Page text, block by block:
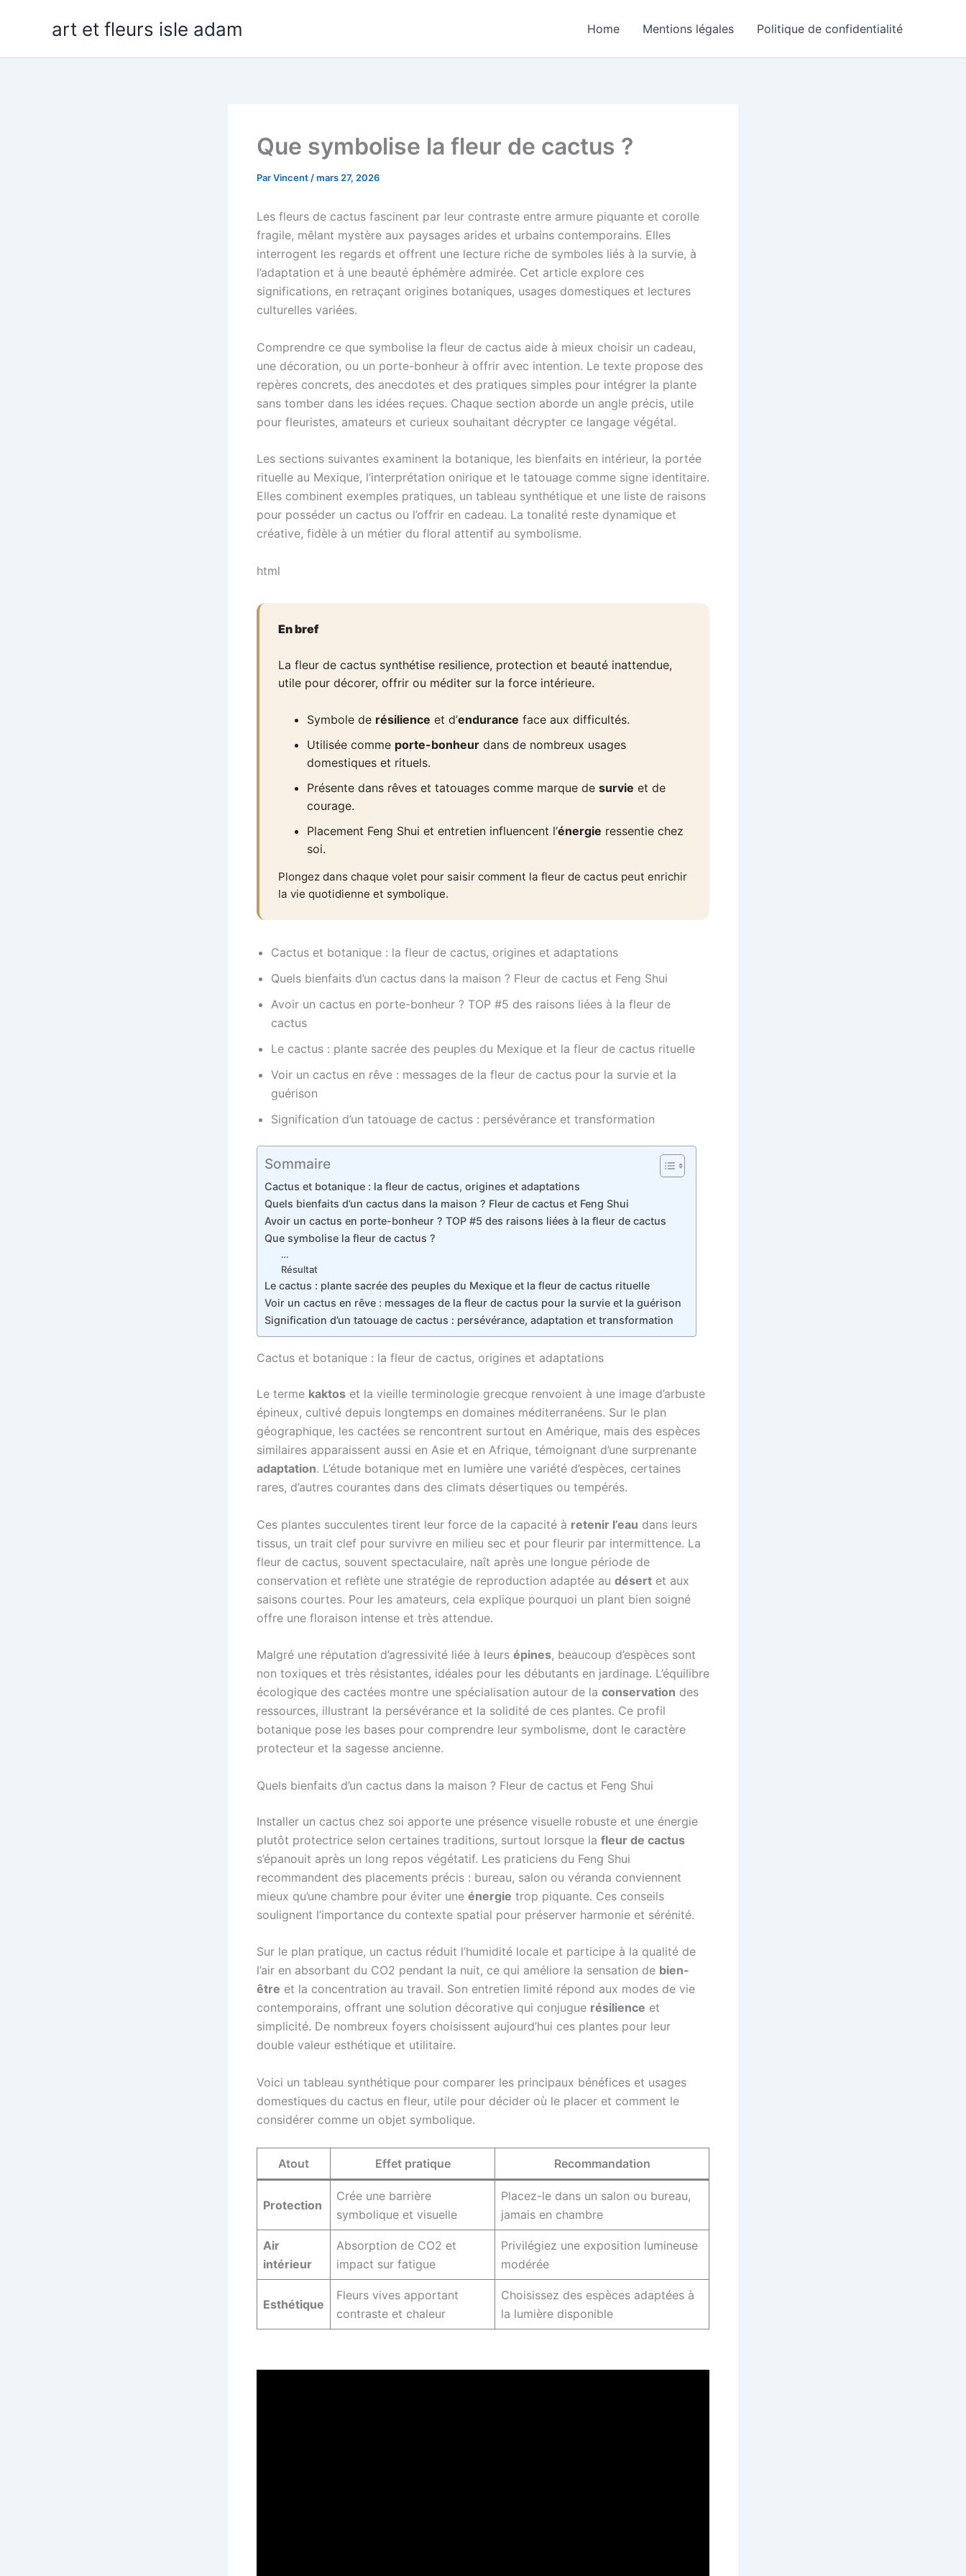
art et fleurs isle adam Home Mentions légales Politique de confidentialité
Que symbolise la fleur de cactus ?
ParVincent /mars 27, 2026
Les fleurs de cactus fascinent par leur contraste entre armure piquante et corolle
fragile, mêlant mystère aux paysages arides et urbains contemporains. Elles
interrogent les regards et offrent une lecture riche de symboles liés à la survie, à
l’adaptation et à une beauté éphémère admirée. Cet article explore ces
significations, en retraçant origines botaniques, usages domestiques et lectures
culturelles variées.
Comprendre ce que symbolise la fleur de cactus aide à mieux choisir un cadeau,
une décoration, ou un porte-bonheur à offrir avec intention. Le texte propose des
repères concrets, des anecdotes et des pratiques simples pour intégrer la plante
sans tomber dans les idées reçues. Chaque section aborde un angle précis, utile
pour fleuristes, amateurs et curieux souhaitant décrypter ce langage végétal.
Les sections suivantes examinent la botanique, les bienfaits en intérieur, la portée
rituelle au Mexique, l’interprétation onirique et le tatouage comme signe identitaire.
Elles combinent exemples pratiques, un tableau synthétique et une liste de raisons
pour posséder un cactus ou l’offrir en cadeau. La tonalité reste dynamique et
créative, fidèle à un métier du floral attentif au symbolisme.
html
En bref
La fleur de cactus synthétise resilience, protection et beauté inattendue,
utile pour décorer, offrir ou méditer sur la force intérieure.
Symbole de résilience et d’endurance face aux difficultés.
Utilisée comme porte-bonheur dans de nombreux usages
domestiques et rituels.
Présente dans rêves et tatouages comme marque de survie et de
courage.
Placement Feng Shui et entretien influencent l’énergie ressentie chez
soi.
Plongez dans chaque volet pour saisir comment la fleur de cactus peut enrichir
la vie quotidienne et symbolique.
Cactus et botanique : la fleur de cactus, origines et adaptations
Quels bienfaits d’un cactus dans la maison ? Fleur de cactus et Feng Shui
Avoir un cactus en porte-bonheur ? TOP #5 des raisons liées à la fleur de
cactus
Le cactus : plante sacrée des peuples du Mexique et la fleur de cactus rituelle
Voir un cactus en rêve : messages de la fleur de cactus pour la survie et la
guérison
Signification d’un tatouage de cactus : persévérance et transformation
Sommaire
Cactus et botanique : la fleur de cactus, origines et adaptations
Quels bienfaits d’un cactus dans la maison ? Fleur de cactus et Feng Shui
Avoir un cactus en porte-bonheur ? TOP #5 des raisons liées à la fleur de cactus
Que symbolise la fleur de cactus ?
…
Résultat
Le cactus : plante sacrée des peuples du Mexique et la fleur de cactus rituelle
Voir un cactus en rêve : messages de la fleur de cactus pour la survie et la guérison
Signification d’un tatouage de cactus : persévérance, adaptation et transformation
Cactus et botanique : la fleur de cactus, origines et adaptations
Le terme kaktos et la vieille terminologie grecque renvoient à une image d’arbuste
épineux, cultivé depuis longtemps en domaines méditerranéens. Sur le plan
géographique, les cactées se rencontrent surtout en Amérique, mais des espèces
similaires apparaissent aussi en Asie et en Afrique, témoignant d’une surprenante
adaptation. L’étude botanique met en lumière une variété d’espèces, certaines
rares, d’autres courantes dans des climats désertiques ou tempérés.
Ces plantes succulentes tirent leur force de la capacité à retenir l’eau dans leurs
tissus, un trait clef pour survivre en milieu sec et pour fleurir par intermittence. La
fleur de cactus, souvent spectaculaire, naît après une longue période de
conservation et reflète une stratégie de reproduction adaptée au désert et aux
saisons courtes. Pour les amateurs, cela explique pourquoi un plant bien soigné
offre une floraison intense et très attendue.
Malgré une réputation d’agressivité liée à leurs épines, beaucoup d’espèces sont
non toxiques et très résistantes, idéales pour les débutants en jardinage. L’équilibre
écologique des cactées montre une spécialisation autour de la conservation des
ressources, illustrant la persévérance et la solidité de ces plantes. Ce profil
botanique pose les bases pour comprendre leur symbolisme, dont le caractère
protecteur et la sagesse ancienne.
Quels bienfaits d’un cactus dans la maison ? Fleur de cactus et Feng Shui
Installer un cactus chez soi apporte une présence visuelle robuste et une énergie
plutôt protectrice selon certaines traditions, surtout lorsque la fleur de cactus
s’épanouit après un long repos végétatif. Les praticiens du Feng Shui
recommandent des placements précis : bureau, salon ou véranda conviennent
mieux qu’une chambre pour éviter une énergie trop piquante. Ces conseils
soulignent l’importance du contexte spatial pour préserver harmonie et sérénité.
Sur le plan pratique, un cactus réduit l’humidité locale et participe à la qualité de
l’air en absorbant du CO2 pendant la nuit, ce qui améliore la sensation de bien-
être et la concentration au travail. Son entretien limité répond aux modes de vie
contemporains, offrant une solution décorative qui conjugue résilience et
simplicité. De nombreux foyers choisissent aujourd’hui ces plantes pour leur
double valeur esthétique et utilitaire.
Voici un tableau synthétique pour comparer les principaux bénéfices et usages
domestiques du cactus en fleur, utile pour décider où le placer et comment le
considérer comme un objet symbolique.
Atout Effet pratique Recommandation
Protection
Crée une barrière
symbolique et visuelle
Placez-le dans un salon ou bureau,
jamais en chambre
Air
intérieur
Absorption de CO2 et
impact sur fatigue
Privilégiez une exposition lumineuse
modérée
Esthétique
Fleurs vives apportant
contraste et chaleur
Choisissez des espèces adaptées à
la lumière disponible